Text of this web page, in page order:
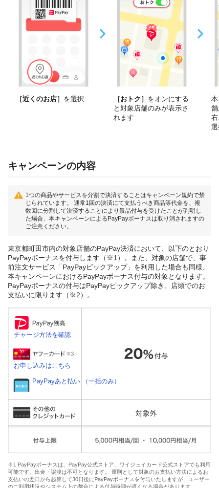
［近くのお店］ を選択 ［おトク］ をオンにする
と対象店舗のみが表示さ
れます
キャンペーンの内容
1つの商品やサービスを分割で決済することはキャンペーン規約で禁
じられています。 通常1回の決済にて支払うべき商品等代金を、複
数回に分割して決済することにより景品付与を受けたことが判明し
た場合、本キャンペーンによるPayPayボーナスは取り消されますの
ご注意ください。
東京都町田市内の対象店舗のPayPay決済において、以下のとおり
PayPayボーナスを付与します（※1）。また、対象の店舗で、事
前注文サービス「PayPayピックアップ」を利用した場合も同様、
本キャンペーンにおけるPayPayボーナス付与の対象となります。
PayPayボーナスの付与はPayPayピックアップ除き、店頭でのお
支払いに限ります（※2）。
チャージ方法を確認
お申し込みはこちら
PayPayあと払い （一括のみ）
※1 PayPayボーナスは、PayPay公式ストア、ワイジェイカード公式ストアでも利用
可能です。出金・譲渡は不可となります。 原則として対象のお支払い方法によるお
支払いの翌日から起算して30日後にPayPayボーナスを付与いたしますが、ユーザー
のご利用状況やシステム上の都合による付与時期が遅くなる場合があります。